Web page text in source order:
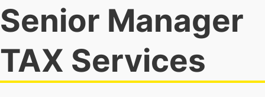
Senior Manager
TAX Services